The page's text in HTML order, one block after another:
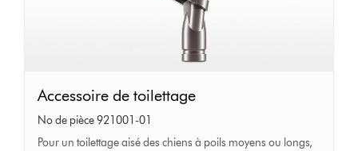
Accessoire
de
toilettage
Accessoire de toilettage
No de pièce 921001-01
Pour un toilettage aisé des chiens à poils moyens ou longs,